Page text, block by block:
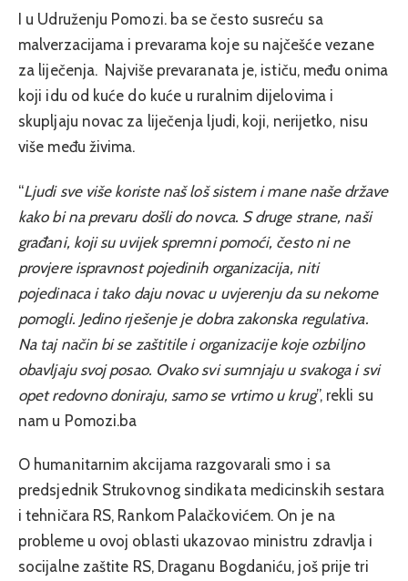
I u Udruženju Pomozi. ba se često susreću sa
malverzacijama i prevarama koje su najčešće vezane
za liječenja. Najviše prevaranata je, ističu, među onima
koji idu od kuće do kuće u ruralnim dijelovima i
skupljaju novac za liječenja ljudi, koji, nerijetko, nisu
više među živima.
“Ljudi sve više koriste naš loš sistem i mane naše države
kako bi na prevaru došli do novca. S druge strane, naši
građani, koji su uvijek spremni pomoći, često ni ne
provjere ispravnost pojedinih organizacija, niti
pojedinaca i tako daju novac u uvjerenju da su nekome
pomogli. Jedino rješenje je dobra zakonska regulativa.
Na taj način bi se zaštitile i organizacije koje ozbiljno
obavljaju svoj posao. Ovako svi sumnjaju u svakoga i svi
opet redovno doniraju, samo se vrtimo u krug”, rekli su
nam u Pomozi.ba
O humanitarnim akcijama razgovarali smo i sa
predsjednik Strukovnog sindikata medicinskih sestara
i tehničara RS, Rankom Palačkovićem. On je na
probleme u ovoj oblasti ukazovao ministru zdravlja i
socijalne zaštite RS, Draganu Bogdaniću, još prije tri